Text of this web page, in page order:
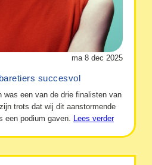
ma 8 dec 2025
succesvol
was een van de drie finalisten van
trots dat wij dit aanstormende
een podium gaven. Lees verder